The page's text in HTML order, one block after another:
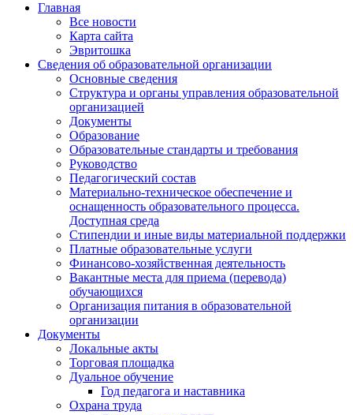
Главная
Все новости
Карта сайта
Эвритошка
Сведения об образовательной организации
Основные сведения
Структура и органы управления образовательной
организацией
Документы
Образование
Образовательные стандарты и требования
Руководство
Педагогический состав
Материально-техническое обеспечение и
оснащенность образовательного процесса.
Доступная среда
Стипендии и иные виды материальной поддержки
Платные образовательные услуги
Финансово-хозяйственная деятельность
Вакантные места для приема (перевода)
обучающихся
Организация питания в образовательной
организации
Документы
Локальные акты
Торговая площадка
Дуальное обучение
Год педагога и наставника
Охрана труда